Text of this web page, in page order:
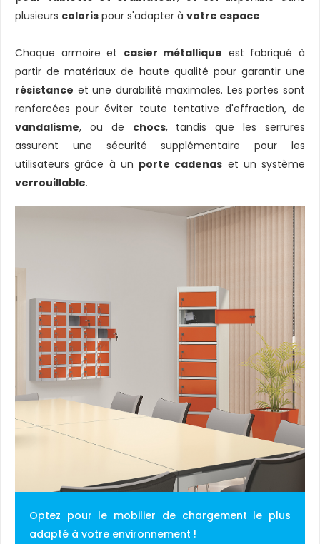
Optez pour le mobilier de chargement le plus
adapté à votre environnement !
plusieurs coloris pour s'adapter à votre espace
Chaque armoire et casier métallique est fabriqué à
partir de matériaux de haute qualité pour garantir une
résistance et une durabilité maximales. Les portes sont
renforcées pour éviter toute tentative d'effraction, de
vandalisme, ou de chocs, tandis que les serrures
assurent une sécurité supplémentaire pour les
utilisateurs grâce à un porte cadenas et un système
verrouillable.